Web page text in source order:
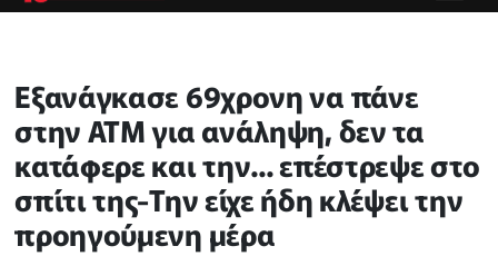
Εξανάγκασε 69χρονη να πάνε
στην ATM για ανάληψη, δεν τα
κατάφερε και την... επέστρεψε στο
σπίτι της-Την είχε ήδη κλέψει την
προηγούμενη μέρα